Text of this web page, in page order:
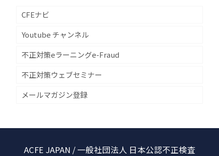
CFEナビ
Youtube チャンネル
不正対策eラーニングe-Fraud
不正対策ウェブセミナー
メールマガジン登録
ACFE JAPAN / 一般社団法人 日本公認不正検査